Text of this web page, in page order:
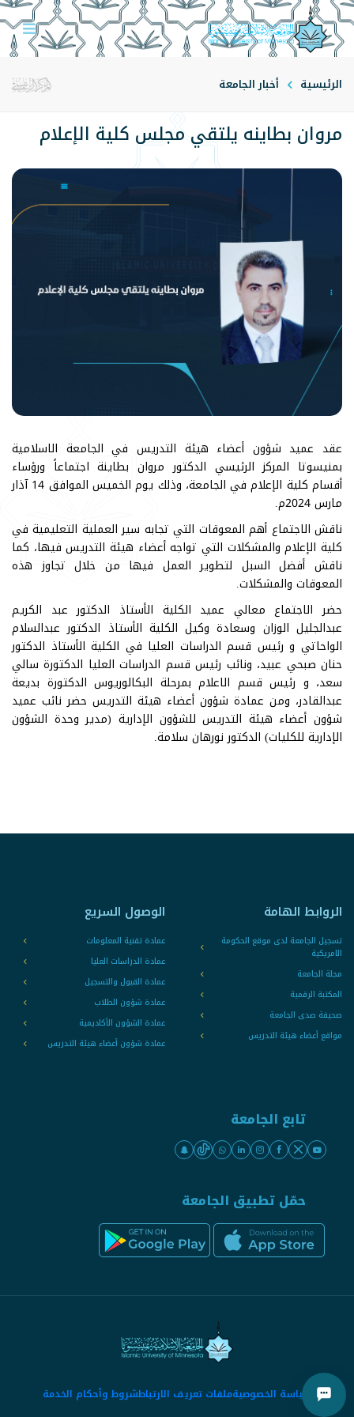
الرئيسية أخبار الجامعة
مروان بطاينه يلتقي مجلس كلية الإعلام
عقد عميد شؤون أعضاء هيئة التدريس في الجامعة الاسلامية
بمنيسوتا المركز الرئيسي الدكتور مروان بطاينة اجتماعاً ورؤساء
أقسام كلية الإعلام في الجامعة، وذلك يوم الخميس الموافق 14 آذار
مارس 2024م.
ناقش الاجتماع أهم المعوقات التي تجابه سير العملية التعليمية في
كلية الإعلام والمشكلات التي تواجه أعضاء هيئة التدريس فيها، كما
ناقش أفضل السبل لتطوير العمل فيها من خلال تجاوز هذه
المعوقات والمشكلات.
حضر الاجتماع معالي عميد الكلية الأستاذ الدكتور عبد الكريم
عبدالجليل الوزان وسعادة وكيل الكلية الأستاذ الدكتور عبدالسلام
الواحاتي و رئيس قسم الدراسات العليا في الكلية الأستاذ الدكتور
حنان صبحي عبيد، ونائب رئيس قسم الدراسات العليا الدكتورة سالي
سعد، و رئيس قسم الاعلام بمرحلة البكالوريوس الدكتورة بديعة
عبدالقادر، ومن عمادة شؤون أعضاء هيئة التدريس حضر نائب عميد
شؤون أعضاء هيئة التدريس للشؤون الإدارية (مدير وحدة الشؤون
الإدارية للكليات) الدكتور نورهان سلامة.
الروابط الهامة
تسجيل الجامعة لدى موقع الحكومة
الامريكية
مجلة الجامعة
المكتبة الرقمية
صحيفة صدى الجامعة
مواقع أعضاء هيئة التدريس
الوصول السريع
عمادة تقنية المعلومات
عمادة الدراسات العليا
عمادة القبول والتسجيل
عمادة شؤون الطلاب
عمادة الشؤون الأكاديمية
عمادة شؤون أعضاء هيئة التدريس
تابع الجامعة
حمّل تطبيق الجامعة
سياسة الخصوصيةملفات تعريف الارتباطشروط وأحكام الخدمة